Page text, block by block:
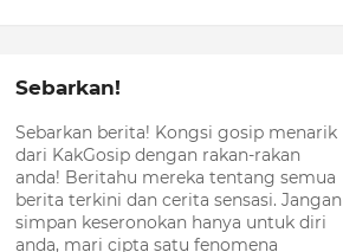
Sebarkan!
Sebarkan berita! Kongsi gosip menarik
dari KakGosip dengan rakan-rakan
anda! Beritahu mereka tentang semua
berita terkini dan cerita sensasi. Jangan
simpan keseronokan hanya untuk diri
anda, mari cipta satu fenomena